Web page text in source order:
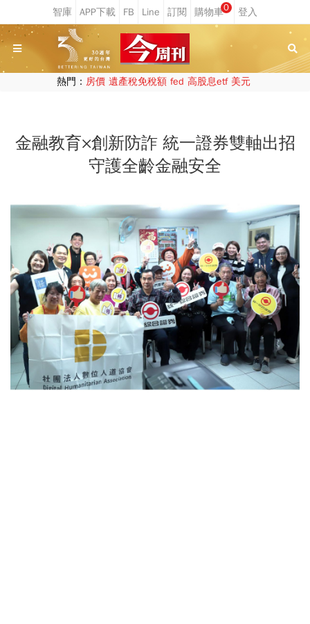
0
熱門： 房價 遺產稅免稅額 fed 高股息etf 美元
金融教育×創新防詐 統一證券雙軸出招
守護全齡金融安全